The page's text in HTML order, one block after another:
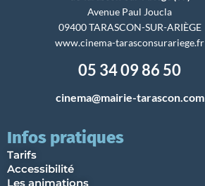
Avenue Paul Joucla
09400 TARASCON-SUR-ARIÈGE
www.cinema-tarasconsurariege.fr
05 34 09 86 50
cinema@mairie-tarascon.com
Infos pratiques
Tarifs
Accessibilité
Les animations